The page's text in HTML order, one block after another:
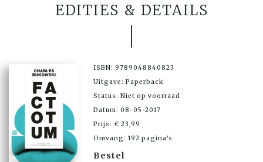
EDITIES & DETAILS
ISBN: 9789048840823
Uitgave: Paperback
Status: Niet op voorraad
Datum: 08-05-2017
Prijs: € 23,99
Omvang: 192 pagina's
Bestel